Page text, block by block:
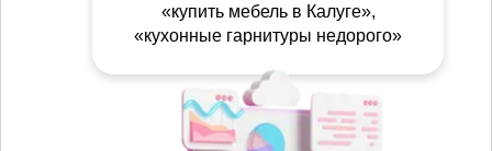
«купить мебель в Калуге»,
«кухонные гарнитуры недорого»